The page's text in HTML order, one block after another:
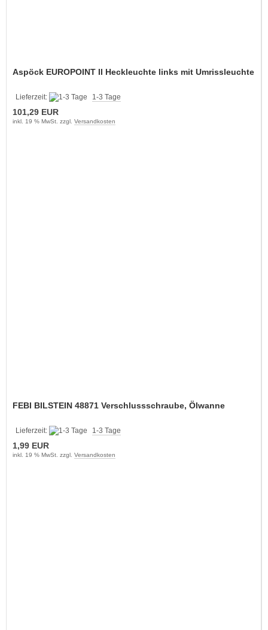
Aspöck EUROPOINT II Heckleuchte links mit Umrissleuchte
Lieferzeit: 1-3 Tage
101,29 EUR
inkl. 19 % MwSt. zzgl. Versandkosten
FEBI BILSTEIN 48871 Verschlussschraube, Ölwanne
Lieferzeit: 1-3 Tage
1,99 EUR
inkl. 19 % MwSt. zzgl. Versandkosten